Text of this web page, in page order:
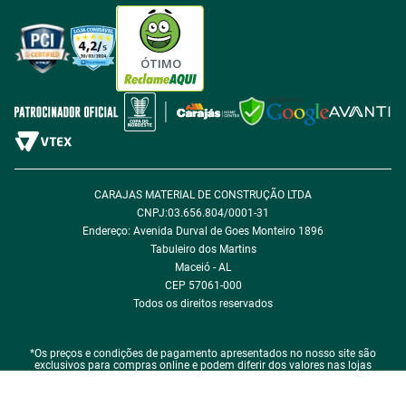
Política de Privacidade
Política de Cookie
Política de Desconto
Fale com encarregado de dados
ÓTIMO
CARAJAS MATERIAL DE CONSTRUÇÃO LTDA
CNPJ:03.656.804/0001-31
Endereço: Avenida Durval de Goes Monteiro 1896
Tabuleiro dos Martins
Maceió - AL
CEP 57061-000
Todos os direitos reservados
*Os preços e condições de pagamento apresentados no nosso site são
exclusivos para compras online e podem diferir dos valores nas lojas